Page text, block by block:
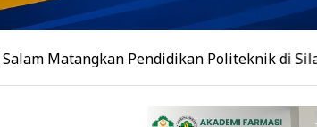
Pendidikan Politeknik di Silat Hilir |